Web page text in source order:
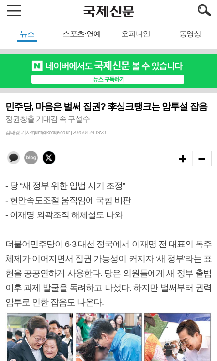
뉴스 스포츠·연예 오피니언 동영상
민주당, 마음은 벌써 집권? 李싱크탱크는 암투설 잡음
정권창출 기대감 속 구설수
김태경 기자 tgkim@kookje.co.kr | 2025.04.24 19:23
- 당 “새 정부 위한 입법 시기 조정”
- 현안속도조절 움직임에 국힘 비판
- 이재명 외곽조직 해체설도 나와
더불어민주당이 6·3 대선 정국에서 이재명 전 대표의 독주
체제가 이어지면서 집권 가능성이 커지자 ‘새 정부’라는 표
현을 공공연하게 사용한다. 당은 의원들에게 새 정부 출범
이후 과제 발굴을 독려하고 나섰다. 하지만 벌써부터 권력
암투로 인한 잡음도 나온다.